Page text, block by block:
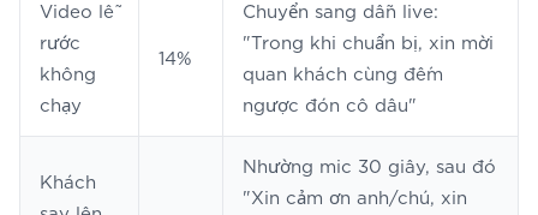
Video lễ
rước
không
chạy
14%
Chuyển sang dẫn live:
"Trong khi chuẩn bị, xin mời
quan khách cùng đếm
ngược đón cô dâu"
Khách
Nhường mic 30 giây, sau đó
"Xin cảm ơn anh/chú, xin